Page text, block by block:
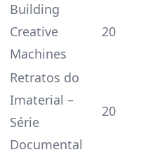
Building
Creative
Machines
20
Retratos do
Imaterial –
Série
Documental
20